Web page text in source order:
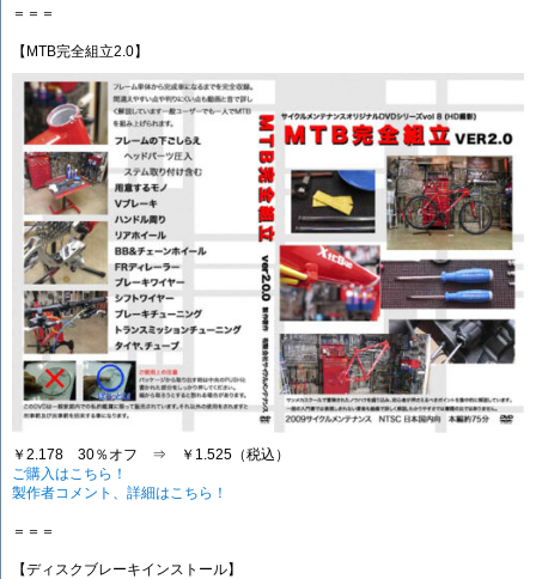
＝＝＝
【MTB完全組立2.0】
￥2.178 30％オフ ⇒ ￥1.525（税込）
ご購入はこちら！
製作者コメント、詳細はこちら！
＝＝＝
【ディスクブレーキインストール】